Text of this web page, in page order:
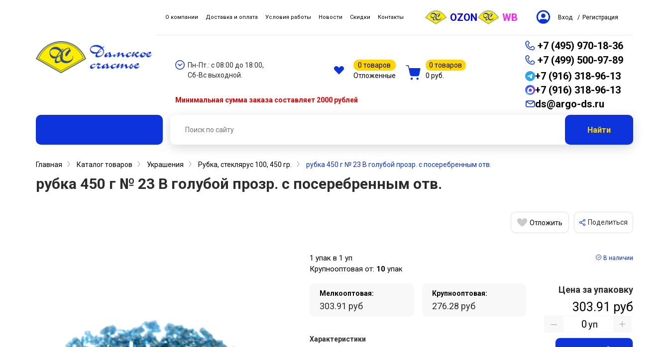
О компании Доставка и оплата Условия работы Новости Скидки Контакты OZON WB Вход / Регистрация
Пн-Пт.: с 08:00 до 18:00,
Сб-Вс выходной.
0 товаров
Отложенные
0 товаров
0 руб.
+7 (495) 970-18-36
+7 (499) 500-97-89
+7 (916) 318-96-13
+7 (916) 318-96-13
ds@argo-ds.ru
Минимальная сумма заказа составляет 2000 рублей
Найти
Главная Каталог товаров Украшения Рубка, стеклярус 100, 450 гр. рубка 450 г № 23 В голубой прозр. с посеребренным отв.
рубка 450 г № 23 В голубой прозр. с посеребренным отв.
Отложить Поделиться
1 упак в 1 уп
Крупнооптовая от: 10 упак
В наличии
Мелкооптовая:
303.91 руб
Крупнооптовая:
276.28 руб
Характеристики
Цена за упаковку
303.91 руб
уп